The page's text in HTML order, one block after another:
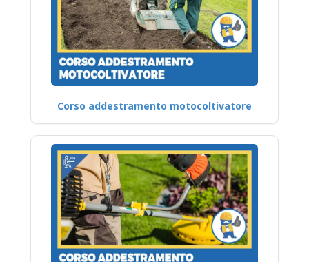
Corso addestramento motocoltivatore